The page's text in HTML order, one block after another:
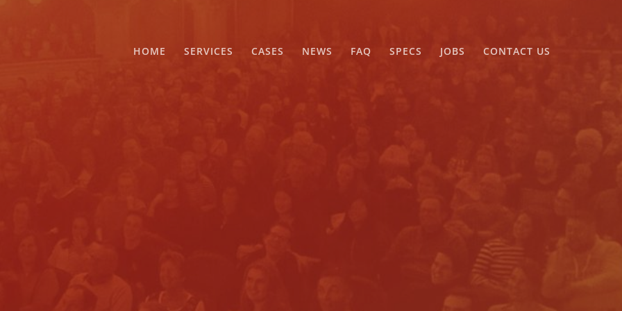
HOME SERVICES CASES NEWS FAQ SPECS JOBS CONTACT US